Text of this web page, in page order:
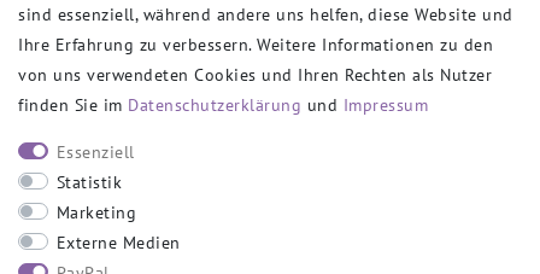
VERSANDPARTNER
SOCIAL
sind essenziell, während andere uns helfen, diese Website und
Ihre Erfahrung zu verbessern. Weitere Informationen zu den
von uns verwendeten Cookies und Ihren Rechten als Nutzer
finden Sie im Daten­schutz­erklärung und Impressum
Essenziell
Statistik
Marketing
Externe Medien